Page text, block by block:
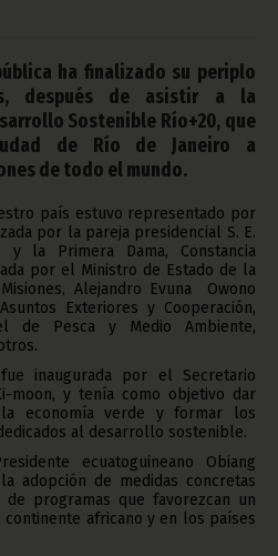
ha finalizado su periplo
después de asistir a la
Sostenible Río+20, que
de Río de Janeiro a
de todo el mundo.
país estuvo representado por
por la pareja presidencial S. E.
y la Primera Dama, Constancia
por el Ministro de Estado de la
Alejandro Evuna Owono
Exteriores y Cooperación,
de Pesca y Medio Ambiente,
inaugurada por el Secretario
moon, y tenía como objetivo dar
economía verde y formar los
al desarrollo sostenible.
ecuatoguineano Obiang
adopción de medidas concretas
programas que favorezcan un
africano y en los países